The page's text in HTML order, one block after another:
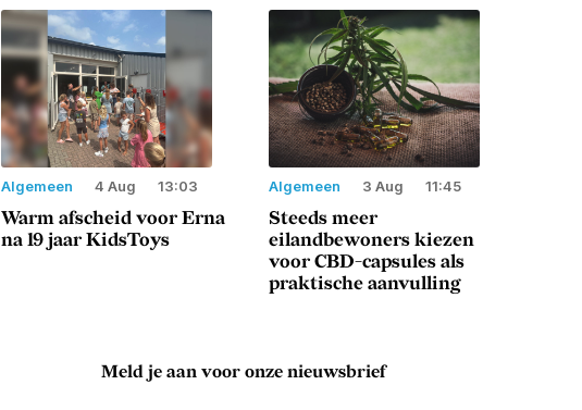
Algemeen 4 Aug 13:03
Warm afscheid voor Erna
na 19 jaar KidsToys
Algemeen 3 Aug 11:45
Steeds meer
eilandbewoners kiezen
voor CBD-capsules als
praktische aanvulling
Meld je aan voor onze nieuwsbrief